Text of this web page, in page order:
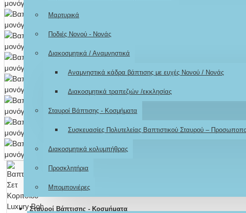
Μαρτυρικά
Ποδιές Νονού - Νονάς
Διακοσμητικά / Αναμνηστικά
Αναμνηστικά κάδρα βάπτισης με ευχές Νονού / Νονάς
Διακοσμητικά τραπεζιών /εκκλησίας
Σταυροί Βάπτισης - Κοσμήματα
Συσκευασίες Πολυτελείας Βαπτιστικού Σταυρού –
Διακοσμητικά κολυμπήθρας
Προσκλητήρια
Μπομπονιέρες
Σταυροί Βάπτισης - Κοσμήματα